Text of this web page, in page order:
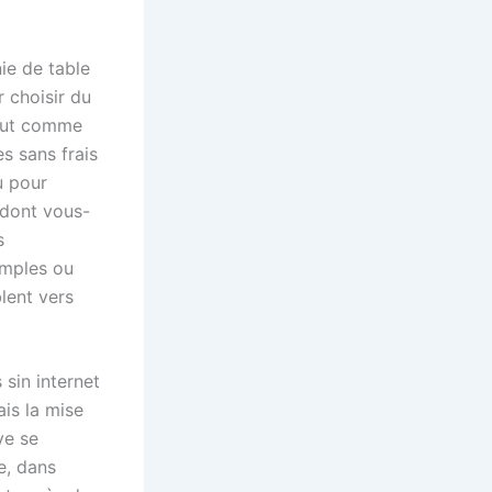
de table
choisir du
comme
sans frais
pour
vous-
ou
vers
la mise
se
dans